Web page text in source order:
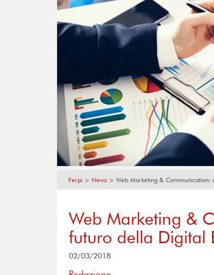
Ferpi > News > Web Marketing & Communication:
Web Marketing &
futuro della Digital
02/03/2018